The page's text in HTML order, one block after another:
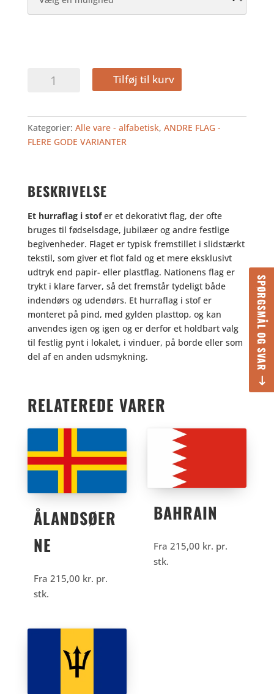
SPØRGSMÅL OG SVAR
LUXEMBOURG
I
STOF
antal
Tilføj til kurv
Kategorier: Alle vare - alfabetisk, ANDRE FLAG -
FLERE GODE VARIANTER
BESKRIVELSE
Et hurraflag i stofer et dekorativt flag, der ofte
bruges til fødselsdage, jubilæer og andre festlige
begivenheder. Flaget er typisk fremstillet i slidstærkt
tekstil, som giver et flot fald og et mere eksklusivt
udtryk end papir- eller plastflag. Nationens flag er
trykt i klare farver, så det fremstår tydeligt både
indendørs og udendørs. Et hurraflag i stof er
monteret på pind, med gylden plasttop, og kan
anvendes igen og igen og er derfor et holdbart valg
til festlig pynt i lokalet, i vinduer, på borde eller som
del af en anden udsmykning.
RELATEREDE VARER
ÅLANDSØER
NE
Fra 215,00 kr. pr.
stk.
BAHRAIN
Fra215,00 kr. pr.
stk.